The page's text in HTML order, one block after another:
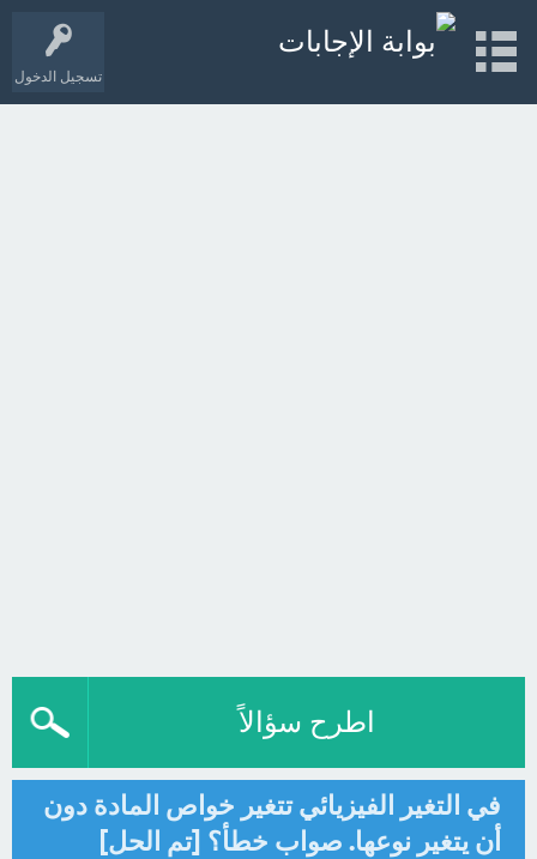
تسجيل الدخول
اطرح سؤالاً
في التغير الفيزيائي تتغير خواص المادة دون
أن يتغير نوعها. صواب خطأ؟ [تم الحل]